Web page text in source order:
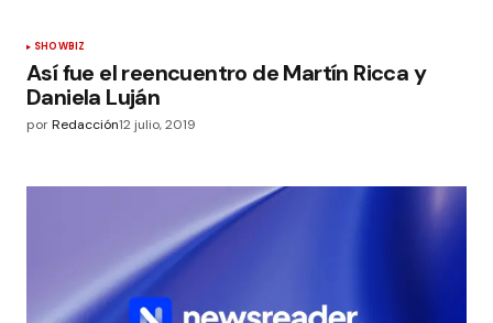
SHOWBIZ
Así fue el reencuentro de Martín Ricca y
Daniela Luján
porRedacción12 julio, 2019